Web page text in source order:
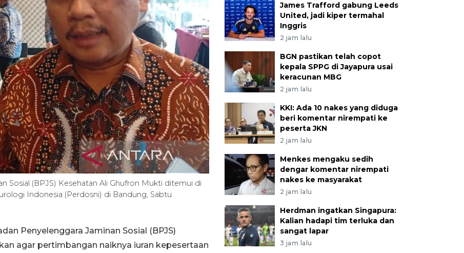
Sosial (BPJS) Kesehatan Ali Ghufron Mukti ditemui di
Indonesia (Perdosni) di Bandung, Sabtu
Penyelenggara Jaminan Sosial (BPJS)
agar pertimbangan naiknya iuran kepesertaan
James Trafford gabung Leeds
United, jadi kiper termahal
Inggris
2 jam lalu
BGN pastikan telah copot
kepala SPPG di Jayapura usai
keracunan MBG
2 jam lalu
KKI: Ada 10 nakes yang diduga
beri komentar nirempati ke
peserta JKN
2 jam lalu
Menkes mengaku sedih
dengar komentar nirempati
nakes ke masyarakat
2 jam lalu
Herdman ingatkan Singapura:
Kalian hadapi tim terluka dan
sangat lapar
3 jam lalu